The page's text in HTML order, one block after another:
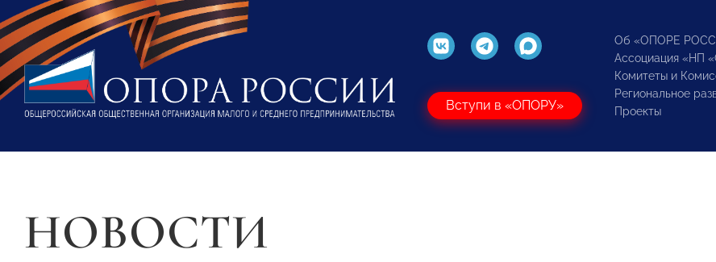
Вступи в «ОПОРУ»
Об «ОПОРЕ
Ассоциация «НП
Комитеты и
Региональное
Проекты
НОВОСТИ